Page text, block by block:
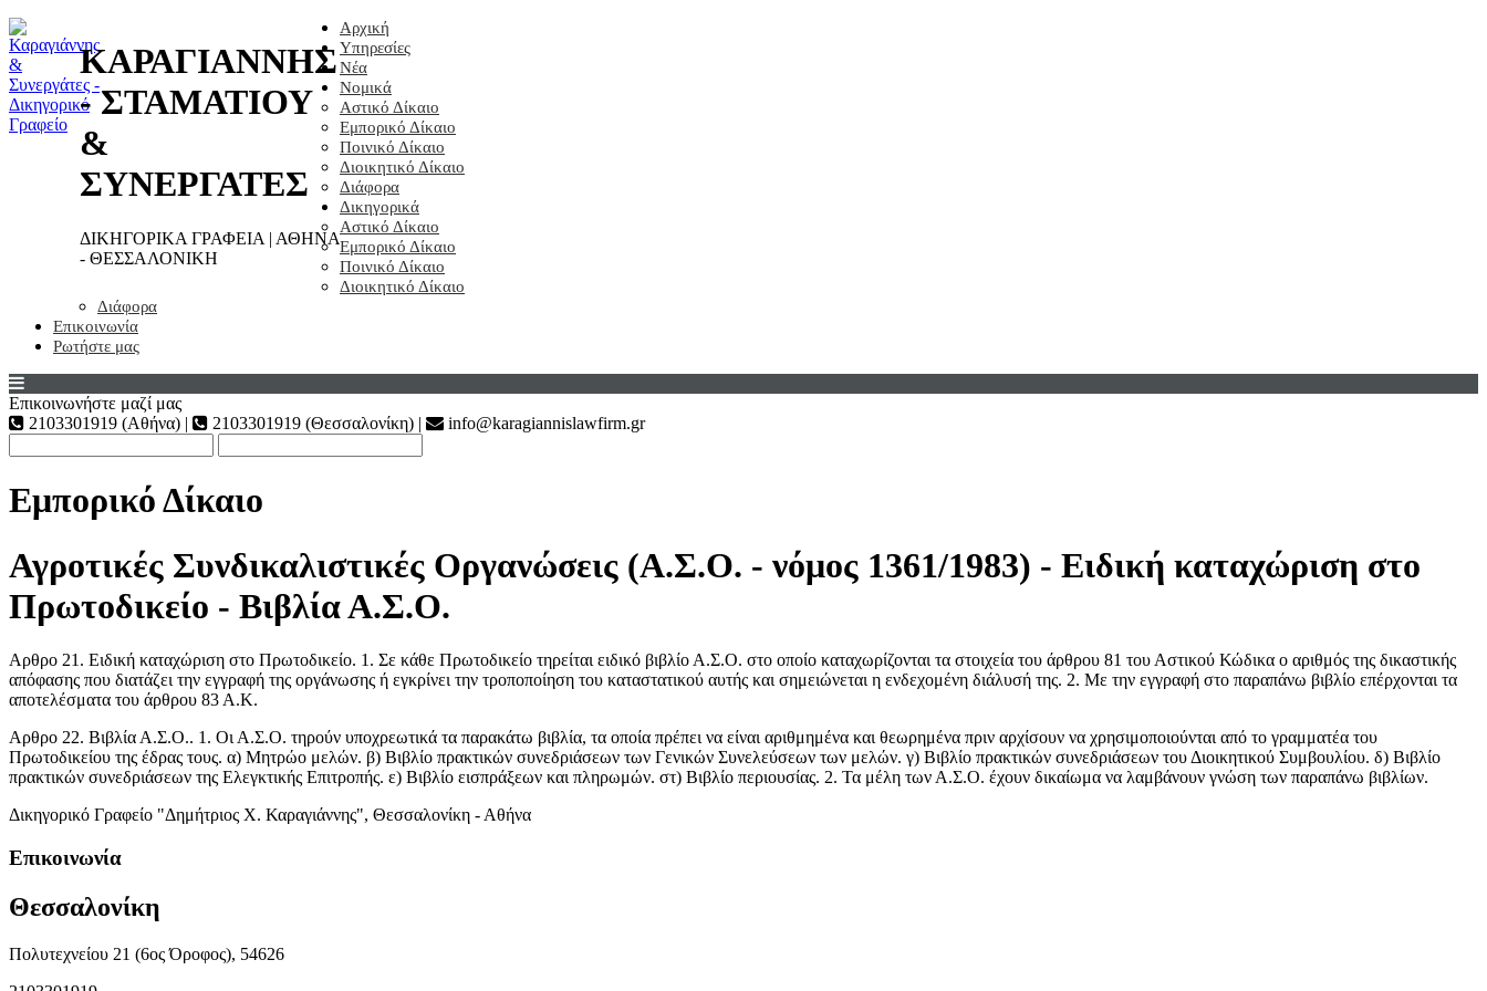
ΚΑΡΑΓΙΑΝΝΗΣ
- ΣΤΑΜΑΤΙΟΥ
&
ΣΥΝΕΡΓΑΤΕΣ
ΔΙΚΗΓΟΡΙΚΑ ΓΡΑΦΕΙΑ | ΑΘΗΝΑ
- ΘΕΣΣΑΛΟΝΙΚΗ
Αρχική
Υπηρεσίες
Νέα
Νομικά
Αστικό Δίκαιο
Εμπορικό Δίκαιο
Ποινικό Δίκαιο
Διοικητικό Δίκαιο
Διάφορα
Δικηγορικά
Αστικό Δίκαιο
Εμπορικό Δίκαιο
Ποινικό Δίκαιο
Διοικητικό Δίκαιο
Διάφορα
Επικοινωνία
Ρωτήστε μας
Επικοινωνήστε μαζί μας
2103301919 (Αθήνα) |
2103301919 (Θεσσαλονίκη) | info@karagiannislawfirm.gr
Εμπορικό Δίκαιο
Αγροτικές Συνδικαλιστικές Οργανώσεις (Α.Σ.Ο. - νόμος 1361/1983) - Ειδική καταχώριση στο
Πρωτοδικείο - Βιβλία Α.Σ.Ο.
Αρθρο 21. Ειδική καταχώριση στο Πρωτοδικείο. 1. Σε κάθε Πρωτοδικείο τηρείται ειδικό βιβλίο Α.Σ.Ο. στο οποίο καταχωρίζονται τα στοιχεία του άρθρου 81 του Αστικού Κώδικα ο αριθμός της δικαστικής
απόφασης που διατάζει την εγγραφή της οργάνωσης ή εγκρίνει την τροποποίηση του καταστατικού αυτής και σημειώνεται η ενδεχομένη διάλυσή της. 2. Με την εγγραφή στο παραπάνω βιβλίο επέρχονται τα
αποτελέσματα του άρθρου 83 Α.Κ.
Αρθρο 22. Βιβλία Α.Σ.Ο.. 1. Οι Α.Σ.Ο. τηρούν υποχρεωτικά τα παρακάτω βιβλία, τα οποία πρέπει να είναι αριθμημένα και θεωρημένα πριν αρχίσουν να χρησιμοποιούνται από το γραμματέα του
Πρωτοδικείου της έδρας τους. α) Μητρώο μελών. β) Βιβλίο πρακτικών συνεδριάσεων των Γενικών Συνελεύσεων των μελών. γ) Βιβλίο πρακτικών συνεδριάσεων του Διοικητικού Συμβουλίου. δ) Βιβλίο
πρακτικών συνεδριάσεων της Ελεγκτικής Επιτροπής. ε) Βιβλίο εισπράξεων και πληρωμών. στ) Βιβλίο περιουσίας. 2. Τα μέλη των Α.Σ.Ο. έχουν δικαίωμα να λαμβάνουν γνώση των παραπάνω βιβλίων.
Δικηγορικό Γραφείο "Δημήτριος Χ. Καραγιάννης", Θεσσαλονίκη - Αθήνα
Επικοινωνία
Θεσσαλονίκη
Πολυτεχνείου 21 (6ος Όροφος), 54626